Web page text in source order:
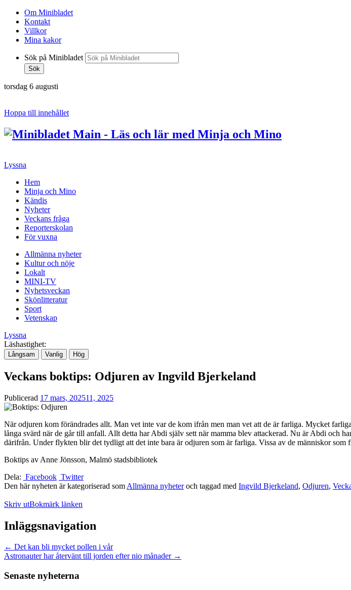
Om Minibladet
Kontakt
Villkor
Mina kakor
Sök på Minibladet
Sök
torsdag 6 augusti
Hoppa till innehållet
Lyssna
Hem
Minja och Mino
Kändis
Nyheter
Veckans fråga
Reporterskolan
För vuxna
Allmänna nyheter
Kultur och nöje
Lokalt
MINI-TV
Nyhetsveckan
Skönlitteratur
Sport
Vetenskap
Lyssna
Läshastighet:
Långsam Vanlig Hög
Veckans boktips: Odjuren av Ingvild Bjerkeland
Publicerad 17 mars, 202511, 2025
När odjuren kom förändrades allt. Man vet inte var de kom ifrån men man vet att de är farliga. Mycket
långa svärd när de går till anfall. Allt detta har Abdi själv sett när mamma blev attackerad. Nu är Abdi och
därifrån. Under flykten blir det tydligt att det inte bara är odjuren som är farliga. Vissa av de människor
Boktips av Anne Jönsson, Malmö stadsbibliotek
Dela: Facebook Twitter
Den här nyheten är kategoriserad som Allmänna nyheteroch taggad med Ingvild Bjerkeland, Odjuren,
Skriv utBokmärk länken
Inläggsnavigation
← Det kan bli mycket pollen i vår
Astronauter har återvänt till jorden efter nio månader →
Senaste nyheterna